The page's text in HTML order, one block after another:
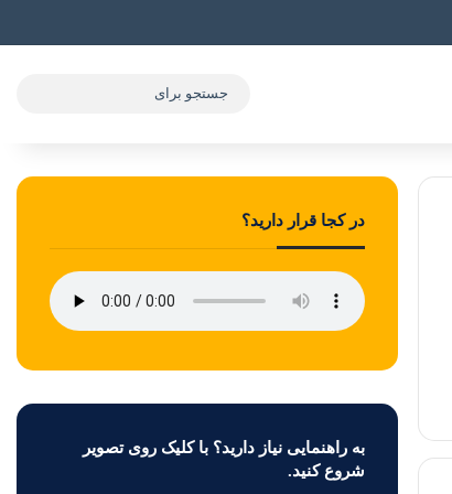
در کجا قرار دارید؟
به راهنمایی نیاز دارید؟ با کلیک روی تصویر
شروع کنید.